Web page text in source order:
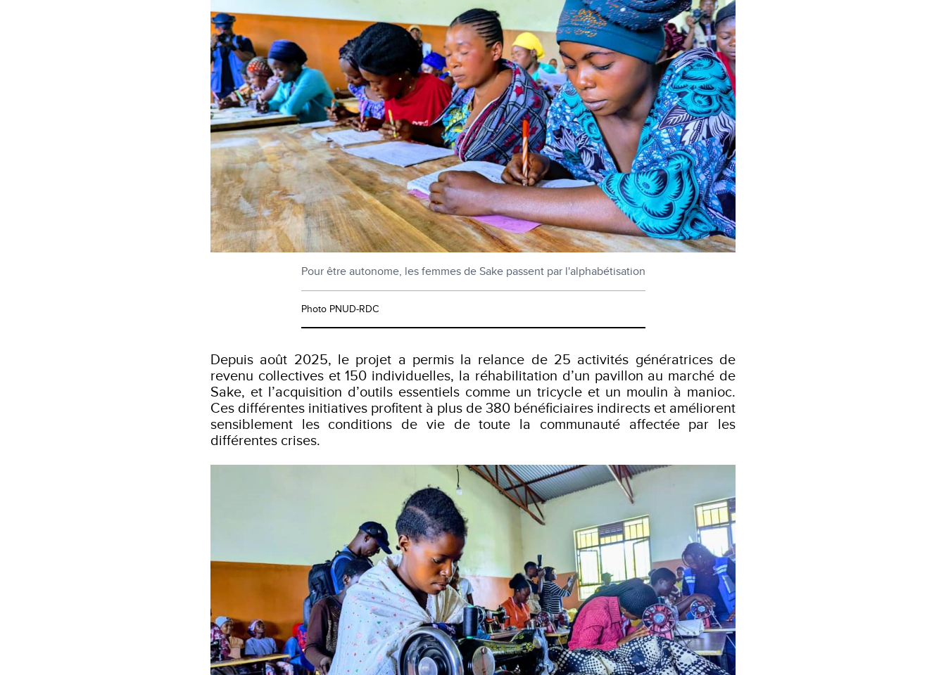
Pour être autonome, les femmes de Sake passent par l'alphabétisation
Photo PNUD-RDC
Depuis août 2025, le projet a permis la relance de 25 activités génératrices de
revenu collectives et 150 individuelles, la réhabilitation d’un pavillon au marché de
Sake, et l’acquisition d’outils essentiels comme un tricycle et un moulin à manioc.
Ces différentes initiatives profitent à plus de 380 bénéficiaires indirects et améliorent
sensiblement les conditions de vie de toute la communauté affectée par les
différentes crises.